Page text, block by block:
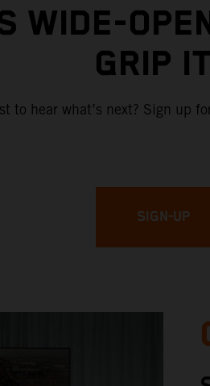
WIDE-
GRIP
to hear what’s next? Sign up
SIGN-UP